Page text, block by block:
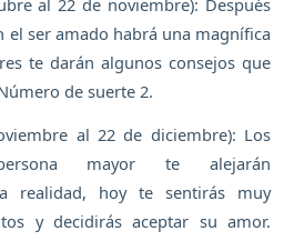
el ser amado habrá una magnífica
te darán algunos consejos que
de suerte 2.
al 22 de diciembre): Los
mayor te alejarán
realidad, hoy te sentirás muy
y decidirás aceptar su amor.